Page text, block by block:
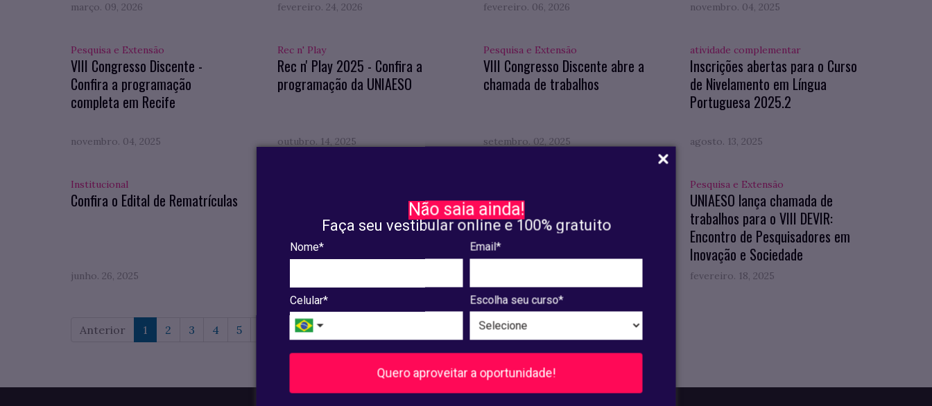
Não saia ainda!
Faça seu vestibular online e 100% gratuito
Nome* Email*
Celular* Escolha seu curso*
Quero aproveitar a oportunidade!
março. 09, 2026 fevereiro. 24, 2026 fevereiro. 06, 2026 novembro. 04, 2025
Pesquisa e Extensão
VIII Congresso Discente -
Confira a programação
completa em Recife
novembro. 04, 2025
Rec n' Play
Rec n' Play 2025 - Confira a
programação da UNIAESO
outubro. 14, 2025
Pesquisa e Extensão
VIII Congresso Discente abre a
chamada de trabalhos
setembro. 02, 2025
atividade complementar
Inscrições abertas para o Curso
de Nivelamento em Língua
Portuguesa 2025.2
agosto. 13, 2025
Institucional
Confira o Edital de Rematrículas
junho. 26, 2025
completa para as apresentações
do VIII Devir
Confira a lista com trabalhos
aprovados para apresentação no
VIII Devir
Pesquisa e Extensão
UNIAESO lança chamada de
trabalhos para o VIII DEVIR:
Encontro de Pesquisadores em
Inovação e Sociedade
fevereiro. 18, 2025
Anterior 1 2 3 4 5 8